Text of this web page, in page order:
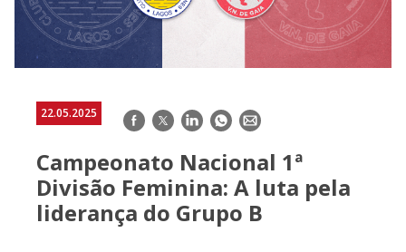
22.05.2025 Facebook
TwitterLinkedInWhatsApp
E-
Campeonato Nacional 1ª
Divisão Feminina: A luta pela
liderança do Grupo B